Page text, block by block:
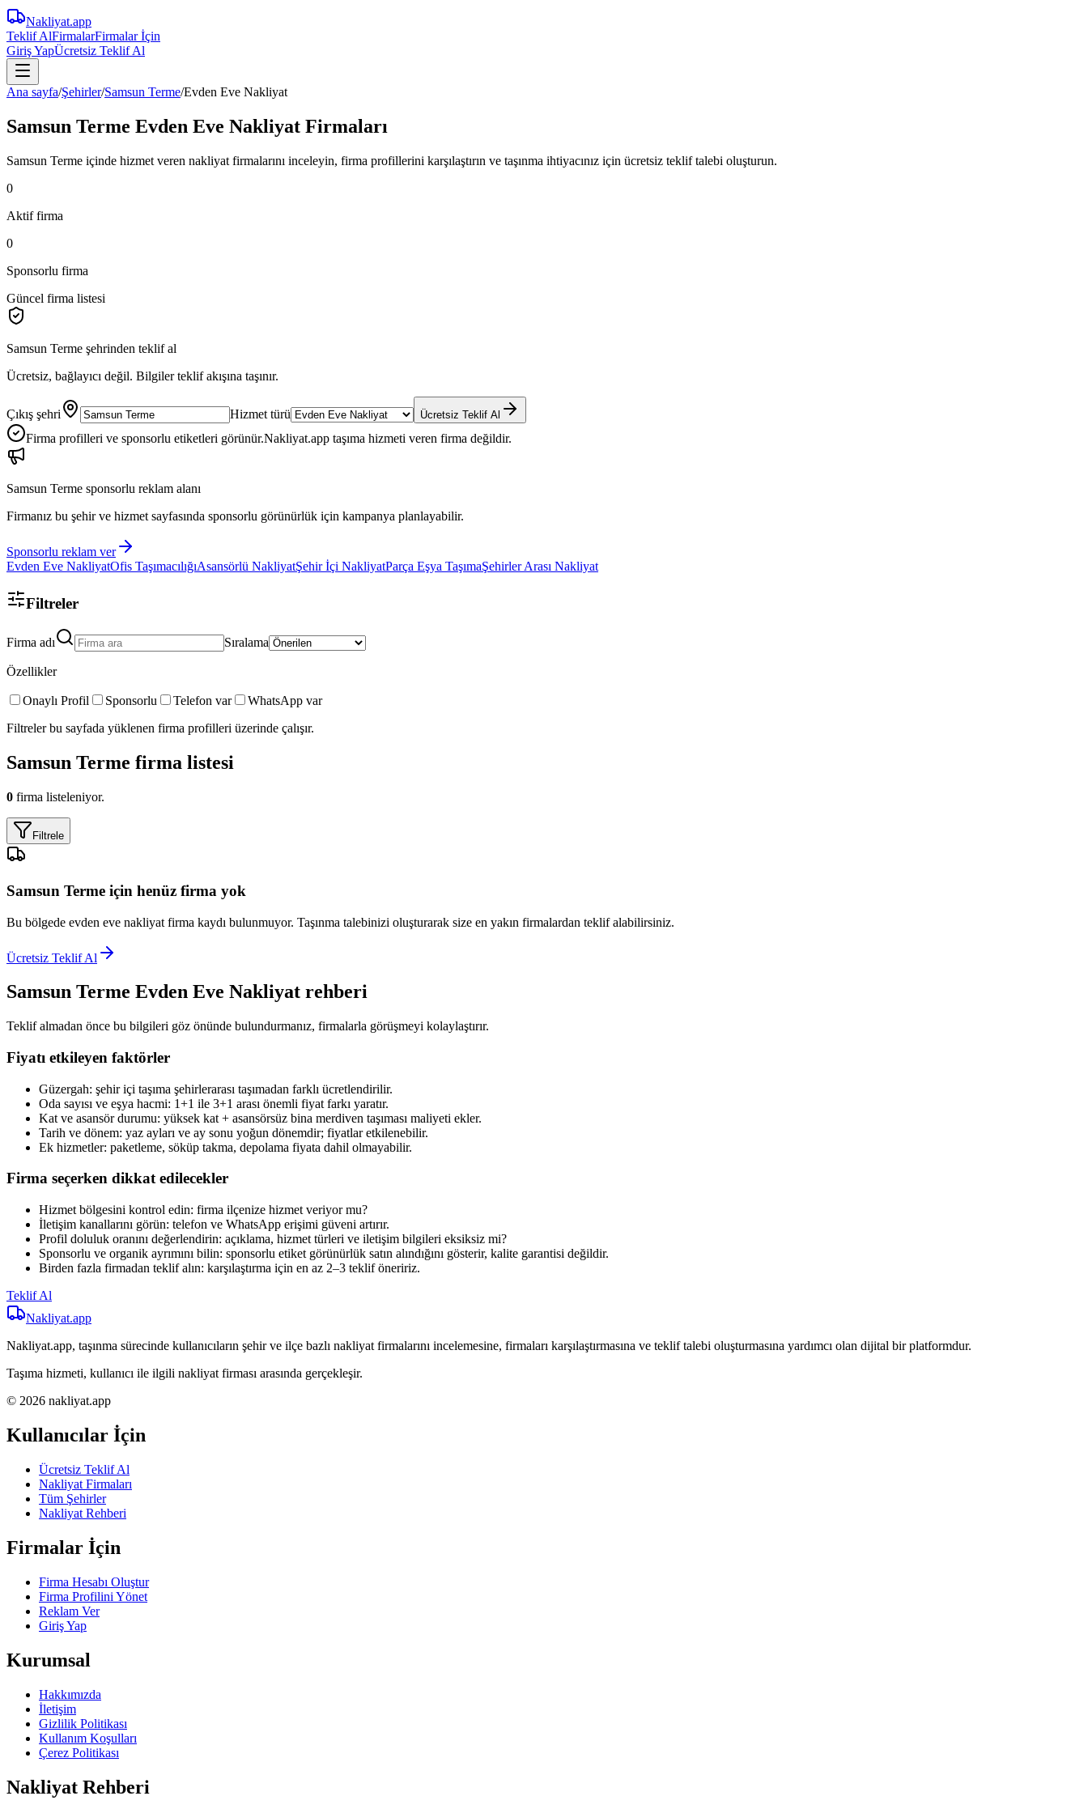
Nakliyat.app
Teklif AlFirmalarFirmalar İçin
Giriş YapÜcretsiz Teklif Al
Ana sayfa/Şehirler/Samsun Terme/Evden Eve Nakliyat
Samsun Terme Evden Eve Nakliyat Firmaları
Samsun Terme içinde hizmet veren nakliyat firmalarını inceleyin, firma profillerini karşılaştırın ve taşınma ihtiyacınız için ücretsiz teklif talebi oluşturun.
0
Aktif firma
0
Sponsorlu firma
Güncel firma listesi
Samsun Terme şehrinden teklif al
Ücretsiz, bağlayıcı değil. Bilgiler teklif akışına taşınır.
Çıkış şehri Hizmet türü Ücretsiz Teklif Al
Firma profilleri ve sponsorlu etiketleri görünür.Nakliyat.app taşıma hizmeti veren firma değildir.
Samsun Terme sponsorlu reklam alanı
Firmanız bu şehir ve hizmet sayfasında sponsorlu görünürlük için kampanya planlayabilir.
Sponsorlu reklam ver
Evden Eve NakliyatOfis TaşımacılığıAsansörlü NakliyatŞehir İçi NakliyatParça Eşya TaşımaŞehirler Arası Nakliyat
Filtreler
Firma adı Sıralama
Özellikler
Onaylı Profil Sponsorlu Telefon var
WhatsApp var
Filtreler bu sayfada yüklenen firma profilleri üzerinde çalışır.
Samsun Terme firma listesi
0 firma listeleniyor.
Filtrele
Samsun Terme için henüz firma yok
Bu bölgede evden eve nakliyat firma kaydı bulunmuyor. Taşınma talebinizi oluşturarak size en yakın firmalardan teklif alabilirsiniz.
Ücretsiz Teklif Al
Samsun Terme Evden Eve Nakliyat rehberi
Teklif almadan önce bu bilgileri göz önünde bulundurmanız, firmalarla görüşmeyi kolaylaştırır.
Fiyatı etkileyen faktörler
Güzergah: şehir içi taşıma şehirlerarası taşımadan farklı ücretlendirilir.
Oda sayısı ve eşya hacmi: 1+1 ile 3+1 arası önemli fiyat farkı yaratır.
Kat ve asansör durumu: yüksek kat + asansörsüz bina merdiven taşıması maliyeti ekler.
Tarih ve dönem: yaz ayları ve ay sonu yoğun dönemdir; fiyatlar etkilenebilir.
Ek hizmetler: paketleme, söküp takma, depolama fiyata dahil olmayabilir.
Firma seçerken dikkat edilecekler
Hizmet bölgesini kontrol edin: firma ilçenize hizmet veriyor mu?
İletişim kanallarını görün: telefon ve WhatsApp erişimi güveni artırır.
Profil doluluk oranını değerlendirin: açıklama, hizmet türleri ve iletişim bilgileri eksiksiz mi?
Sponsorlu ve organik ayrımını bilin: sponsorlu etiket görünürlük satın alındığını gösterir, kalite garantisi değildir.
Birden fazla firmadan teklif alın: karşılaştırma için en az 2–3 teklif öneririz.
Teklif Al
Nakliyat.app
Nakliyat.app, taşınma sürecinde kullanıcıların şehir ve ilçe bazlı nakliyat firmalarını incelemesine, firmaları karşılaştırmasına ve teklif talebi oluşturmasına yardımcı olan dijital bir platformdur.
Taşıma hizmeti, kullanıcı ile ilgili nakliyat firması arasında gerçekleşir.
© 2026 nakliyat.app
Kullanıcılar İçin
Ücretsiz Teklif Al
Nakliyat Firmaları
Tüm Şehirler
Nakliyat Rehberi
Firmalar İçin
Firma Hesabı Oluştur
Firma Profilini Yönet
Reklam Ver
Giriş Yap
Kurumsal
Hakkımızda
İletişim
Gizlilik Politikası
Kullanım Koşulları
Çerez Politikası
Nakliyat Rehberi